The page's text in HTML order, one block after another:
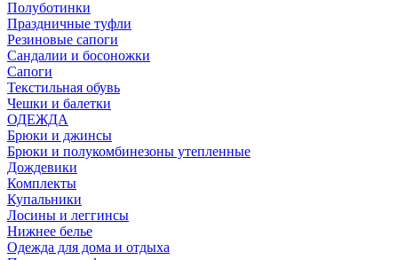
Полуботинки
Праздничные туфли
Резиновые сапоги
Сандалии и босоножки
Сапоги
Текстильная обувь
Чешки и балетки
ОДЕЖДА
Брюки и джинсы
Брюки и полукомбинезоны утепленные
Дождевики
Комплекты
Купальники
Лосины и леггинсы
Нижнее белье
Одежда для дома и отдыха